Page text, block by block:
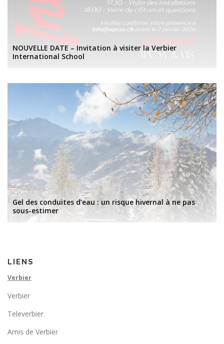
NOUVELLE DATE – Invitation à visiter la Verbier
International School
Gel des conduites d’eau : un risque hivernal à ne pas
sous-estimer
LIENS
Verbier
Verbier
Televerbier
Amis de Verbier